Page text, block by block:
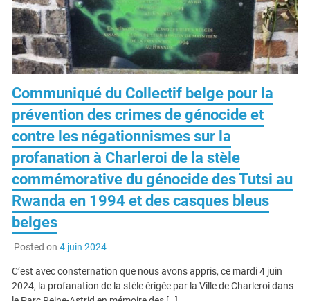
Communiqué du Collectif belge pour la
prévention des crimes de génocide et
contre les négationnismes sur la
profanation à Charleroi de la stèle
commémorative du génocide des Tutsi au
Rwanda en 1994 et des casques bleus
Posted on4 juin 2024